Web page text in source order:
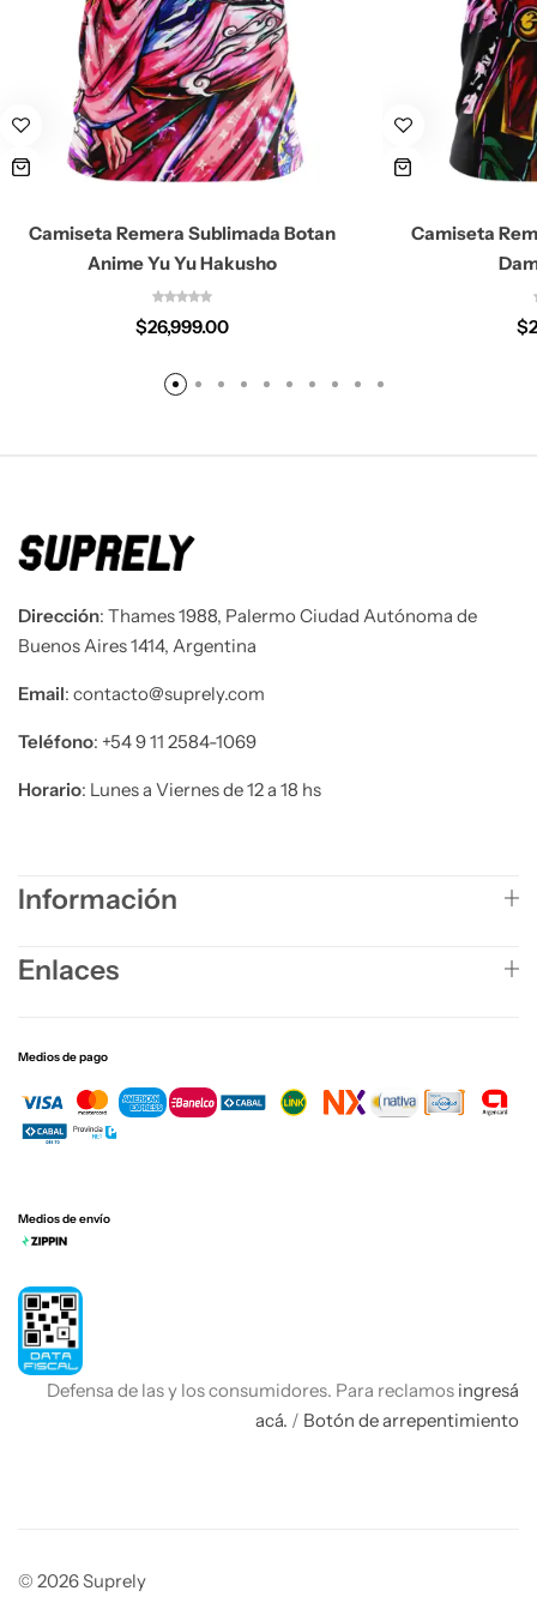
Camiseta Remera Sublimada Botan
Anime Yu Yu Hakusho
$26,999.00
Camiseta
$
Dirección: Thames 1988, Palermo Ciudad Autónoma de
Buenos Aires 1414, Argentina
Email: contacto@suprely.com
Teléfono​: +54 9 11 2584-1069
Horario: Lunes a Viernes de 12 a 18 hs
Información
Enlaces
Medios de pago
Medios de envío
Defensa de las y los consumidores. Para reclamos ingresá
acá. / Botón de arrepentimiento
© 2026 Suprely